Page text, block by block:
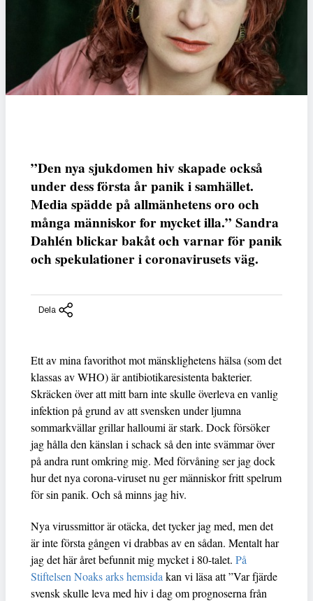
”Den nya sjukdomen hiv skapade också
under dess första år panik i samhället.
Media spädde på allmänhetens oro och
många människor for mycket illa.” Sandra
Dahlén blickar bakåt och varnar för panik
och spekulationer i coronavirusets väg.
Dela
Ett av mina favorithot mot mänsklighetens hälsa (som det
klassas av WHO) är antibiotikaresistenta bakterier.
Skräcken över att mitt barn inte skulle överleva en vanlig
infektion på grund av att svensken under ljumna
sommarkvällar grillar halloumi är stark. Dock försöker
jag hålla den känslan i schack så den inte svämmar över
på andra runt omkring mig. Med förvåning ser jag dock
hur det nya corona-viruset nu ger människor fritt spelrum
för sin panik. Och så minns jag hiv.
Nya virussmittor är otäcka, det tycker jag med, men det
är inte första gången vi drabbas av en sådan. Mentalt har
jag det här året befunnit mig mycket i 80-talet. På
Stiftelsen Noaks arks hemsida kan vi läsa att ”Var fjärde
svensk skulle leva med hiv i dag om prognoserna från